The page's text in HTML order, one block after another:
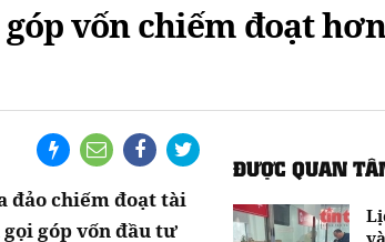
vốn chiếm đoạt
đảo chiếm đoạt tài
góp vốn đầu tư
ĐƯỢC QUAN